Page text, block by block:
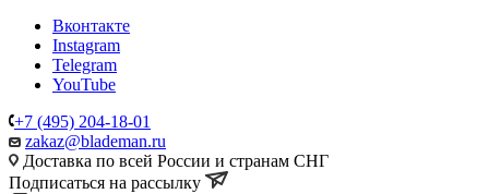
Вконтакте
Instagram
Telegram
YouTube
+7 (495) 204-18-01
zakaz@blademan.ru
Доставка по всей России и странам СНГ
Подписаться на рассылку